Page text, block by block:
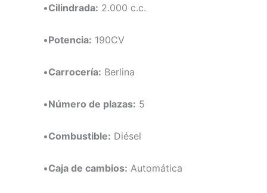
•Cilindrada: 2.000 c.c.
•Potencia: 190CV
•Carrocería: Berlina
•Número de plazas: 5
•Combustible: Diésel
•Caja de cambios: Automática